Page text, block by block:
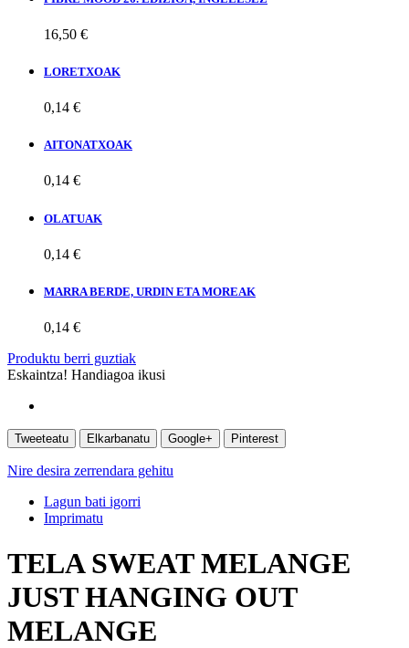
16,50 €
LORETXOAK
0,14 €
AITONATXOAK
0,14 €
OLATUAK
0,14 €
MARRA BERDE, URDIN ETA MOREAK
0,14 €
Produktu berri guztiak
Eskaintza! Handiagoa ikusi
Tweeteatu Elkarbanatu Google+ Pinterest
Nire desira zerrendara gehitu
Lagun bati igorri
Imprimatu
TELA SWEAT MELANGE
JUST HANGING OUT
MELANGE